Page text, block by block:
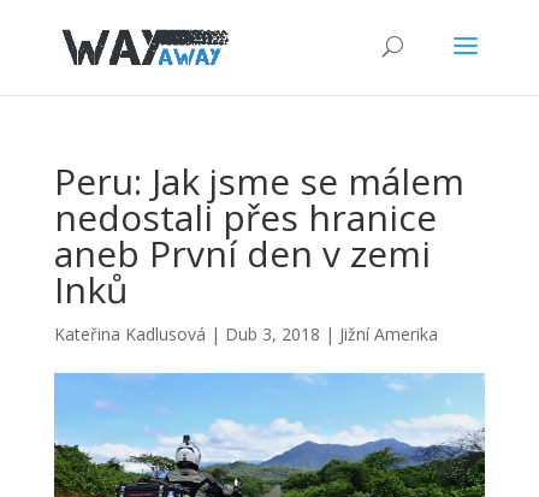
Peru: Jak jsme se málem
nedostali přes hranice
aneb První den v zemi
Inků
Kateřina Kadlusová | Dub 3, 2018 | Jižní Amerika